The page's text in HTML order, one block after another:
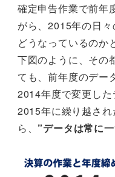
確定申告作業で前年
がら、2015年の日
どうなっているのか
下図のように、その
ても、前年度のデー
2014年度で変更し
2015年に繰り越さ
ら、 ”データは常に